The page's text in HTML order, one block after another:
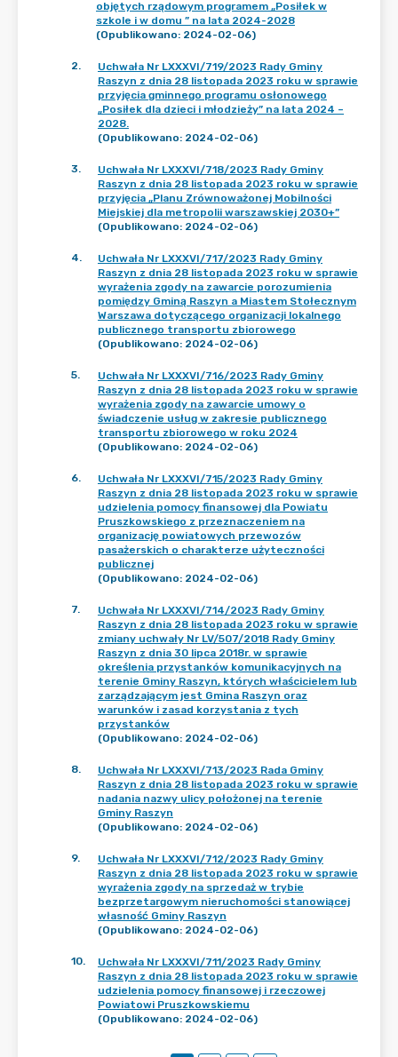
objętych rządowym programem „Posiłek w
szkole i w domu ” na lata 2024-2028
(Opublikowano: 2024-02-06)
2.
Uchwała Nr LXXXVI/719/2023 Rady Gminy
Raszyn z dnia 28 listopada 2023 roku w sprawie
przyjęcia gminnego programu osłonowego
„Posiłek dla dzieci i młodzieży” na lata 2024 –
2028.
(Opublikowano: 2024-02-06)
3.
Uchwała Nr LXXXVI/718/2023 Rady Gminy
Raszyn z dnia 28 listopada 2023 roku w sprawie
przyjęcia „Planu Zrównoważonej Mobilności
Miejskiej dla metropolii warszawskiej 2030+”
(Opublikowano: 2024-02-06)
4.
Uchwała Nr LXXXVI/717/2023 Rady Gminy
Raszyn z dnia 28 listopada 2023 roku w sprawie
wyrażenia zgody na zawarcie porozumienia
pomiędzy Gminą Raszyn a Miastem Stołecznym
Warszawa dotyczącego organizacji lokalnego
publicznego transportu zbiorowego
(Opublikowano: 2024-02-06)
5.
Uchwała Nr LXXXVI/716/2023 Rady Gminy
Raszyn z dnia 28 listopada 2023 roku w sprawie
wyrażenia zgody na zawarcie umowy o
świadczenie usług w zakresie publicznego
transportu zbiorowego w roku 2024
(Opublikowano: 2024-02-06)
6.
Uchwała Nr LXXXVI/715/2023 Rady Gminy
Raszyn z dnia 28 listopada 2023 roku w sprawie
udzielenia pomocy finansowej dla Powiatu
Pruszkowskiego z przeznaczeniem na
organizację powiatowych przewozów
pasażerskich o charakterze użyteczności
publicznej
(Opublikowano: 2024-02-06)
7.
Uchwała Nr LXXXVI/714/2023 Rady Gminy
Raszyn z dnia 28 listopada 2023 roku w sprawie
zmiany uchwały Nr LV/507/2018 Rady Gminy
Raszyn z dnia 30 lipca 2018r. w sprawie
określenia przystanków komunikacyjnych na
terenie Gminy Raszyn, których właścicielem lub
zarządzającym jest Gmina Raszyn oraz
warunków i zasad korzystania z tych
przystanków
(Opublikowano: 2024-02-06)
8.
Uchwała Nr LXXXVI/713/2023 Rada Gminy
Raszyn z dnia 28 listopada 2023 roku w sprawie
nadania nazwy ulicy położonej na terenie
Gminy Raszyn
(Opublikowano: 2024-02-06)
9.
Uchwała Nr LXXXVI/712/2023 Rady Gminy
Raszyn z dnia 28 listopada 2023 roku w sprawie
wyrażenia zgody na sprzedaż w trybie
bezprzetargowym nieruchomości stanowiącej
własność Gminy Raszyn
(Opublikowano: 2024-02-06)
10.
Uchwała Nr LXXXVI/711/2023 Rady Gminy
Raszyn z dnia 28 listopada 2023 roku w sprawie
udzielenia pomocy finansowej i rzeczowej
Powiatowi Pruszkowskiemu
(Opublikowano: 2024-02-06)